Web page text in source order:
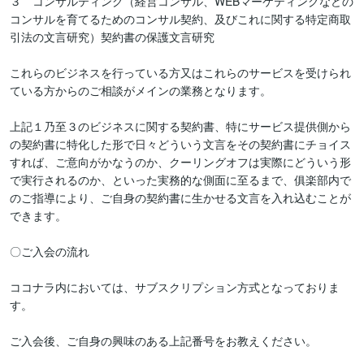
コンサルを育てるためのコンサル契約、及びこれに関する特定商取
引法の文言研究）契約書の保護文言研究
これらのビジネスを行っている方又はこれらのサービスを受けられ
ている方からのご相談がメインの業務となります。
上記１乃至３のビジネスに関する契約書、特にサービス提供側から
の契約書に特化した形で日々どういう文言をその契約書にチョイス
すれば、ご意向がかなうのか、クーリングオフは実際にどういう形
で実行されるのか、といった実務的な側面に至るまで、俱楽部内で
のご指導により、ご自身の契約書に生かせる文言を入れ込むことが
できます。
〇ご入会の流れ
ココナラ内においては、サブスクリプション方式となっておりま
す。
ご入会後、ご自身の興味のある上記番号をお教えください。